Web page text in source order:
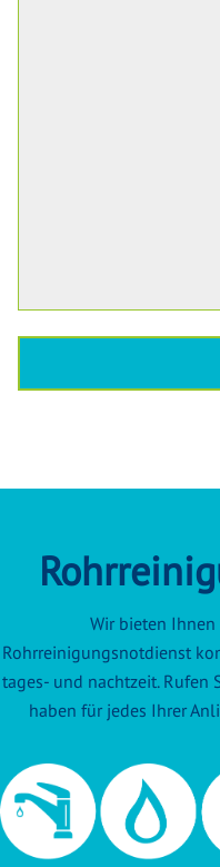
Wir bieten
Rohrreinigungsnotdienst
tages- und nachtzeit. Rufen
haben für jedes Ihrer